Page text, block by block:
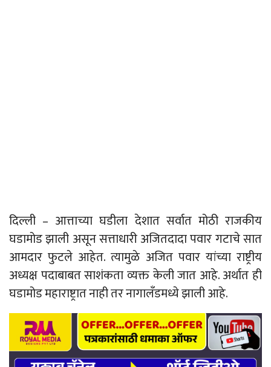
दिल्ली – आत्ताच्या घडीला देशात सर्वात मोठी राजकीय
घडामोड झाली असून सत्ताधारी अजितदादा पवार गटाचे सात
आमदार फुटले आहेत. त्यामुळे अजित पवार यांच्या राष्ट्रीय
अध्यक्ष पदाबाबत साशंकता व्यक्त केली जात आहे. अर्थात ही
घडामोड महाराष्ट्रात नाही तर नागालँडमध्ये झाली आहे.